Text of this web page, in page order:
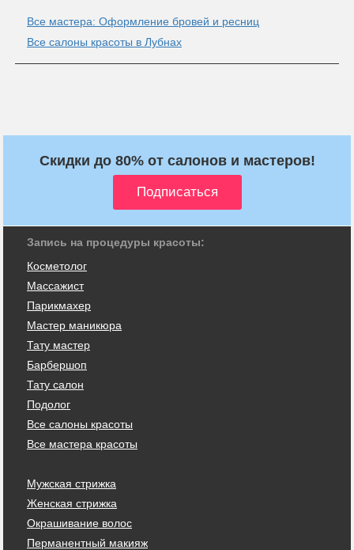
Все мастера: Оформление бровей и ресниц
Все салоны красоты в Лубнах
Скидки до 80% от салонов и мастеров!
Запись на процедуры красоты:
Косметолог
Массажист
Парикмахер
Мастер маникюра
Тату мастер
Барбершоп
Тату салон
Подолог
Все салоны красоты
Все мастера красоты
Мужская стрижка
Женская стрижка
Окрашивание волос
Перманентный макияж